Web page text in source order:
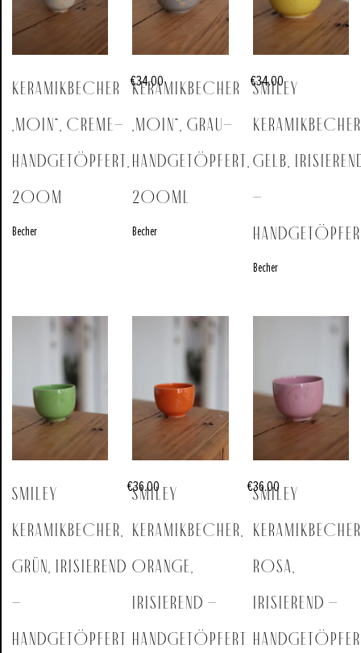
Keramikbecher
„MOIN“, creme–
Handgetöpfert,
200m
Becher
€34.00
Keramikbecher
„MOIN“, grau–
Handgetöpfert,
200ml
Becher
€34.00
Smiley
Keramikbecher
gelb,
–
Becher
Smiley
Keramikbecher,
grün, irisierend
–
handgetöpfert
€36.00
Smiley
Keramikbecher,
orange,
irisierend –
handgetöpfert
€36.00
Smiley
rosa,
irisierend –